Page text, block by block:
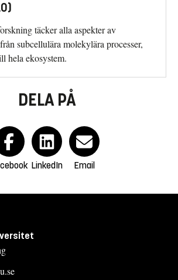
täcker alla aspekter av
subcellulära molekylära processer,
hela ekosystem.
DELA PÅ
LinkedIn Email